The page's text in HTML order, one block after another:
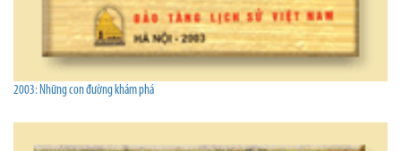
2003: Những con đường khám phá